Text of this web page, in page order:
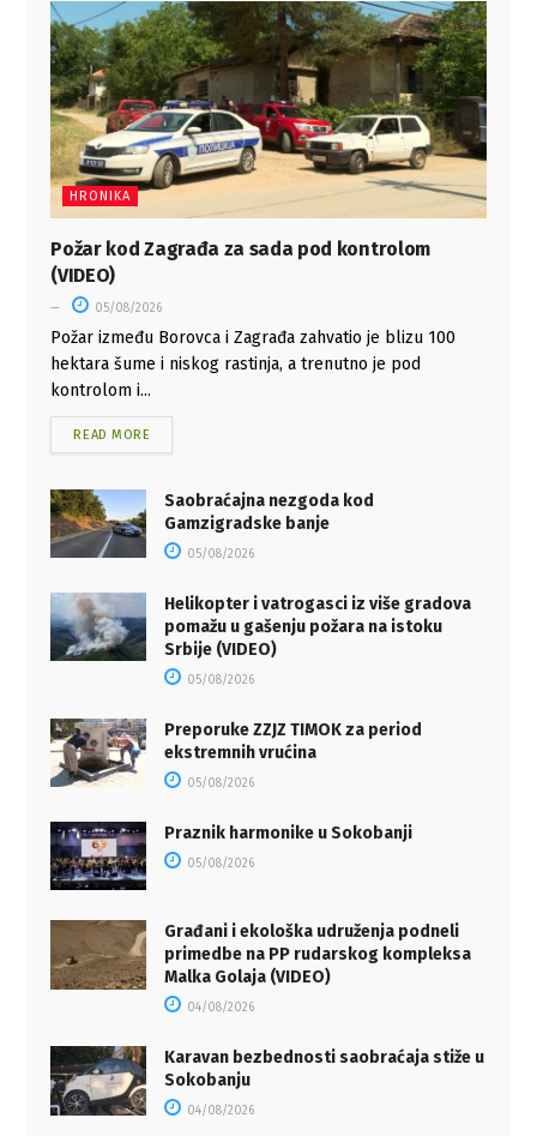
HRONIKA
Požar kod Zagrađa za sada pod kontrolom
(VIDEO)
05/08/2026
Požar između Borovca i Zagrađa zahvatio je blizu 100
hektara šume i niskog rastinja, a trenutno je pod
kontrolom i...
READ MORE
Saobraćajna nezgoda kod
Gamzigradske banje
05/08/2026
Helikopter i vatrogasci iz više gradova
pomažu u gašenju požara na istoku
Srbije (VIDEO)
05/08/2026
Preporuke ZZJZ TIMOK za period
ekstremnih vrućina
05/08/2026
Praznik harmonike u Sokobanji
05/08/2026
Građani i ekološka udruženja podneli
primedbe na PP rudarskog kompleksa
Malka Golaja (VIDEO)
04/08/2026
Karavan bezbednosti saobraćaja stiže u
Sokobanju
04/08/2026